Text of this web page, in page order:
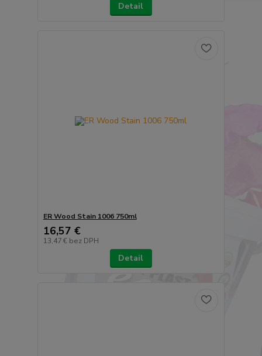
Detail
ER Wood Stain 1006 750ml
16,57 €
13,47 € bez DPH
Detail